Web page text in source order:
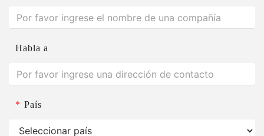
Habla a
* País